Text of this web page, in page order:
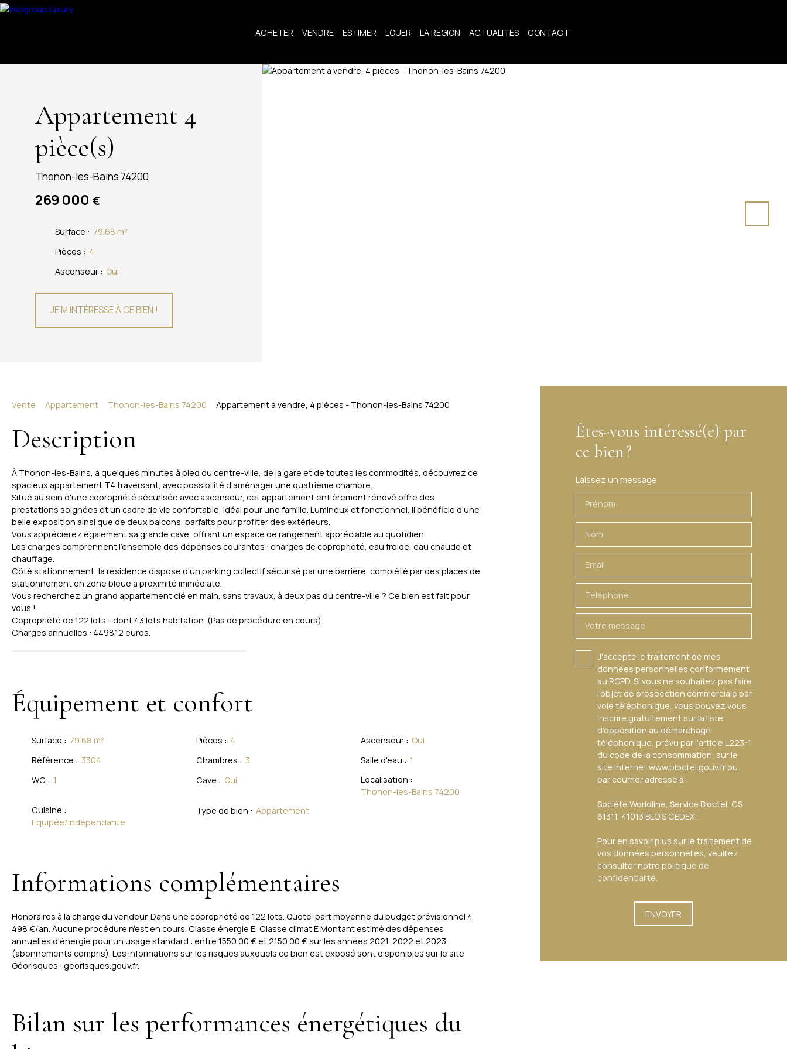
ACHETER VENDRE ESTIMER LOUER LA RÉGION ACTUALITÉS CONTACT
Appartement 4
pièce(s)
Thonon-les-Bains 74200
269 000 €
Surface : 79.68 m²
Pièces : 4
Ascenseur : Oui
JE M'INTÉRESSE À CE BIEN !
Vente Appartement Thonon-les-Bains 74200 Appartement à vendre, 4 pièces - Thonon-les-Bains 74200
Description
À Thonon-les-Bains, à quelques minutes à pied du centre-ville, de la gare et de toutes les commodités, découvrez ce
spacieux appartement T4 traversant, avec possibilité d'aménager une quatrième chambre.
Situé au sein d'une copropriété sécurisée avec ascenseur, cet appartement entièrement rénové offre des
prestations soignées et un cadre de vie confortable, idéal pour une famille. Lumineux et fonctionnel, il bénéficie d'une
belle exposition ainsi que de deux balcons, parfaits pour profiter des extérieurs.
Vous apprécierez également sa grande cave, offrant un espace de rangement appréciable au quotidien.
Les charges comprennent l'ensemble des dépenses courantes : charges de copropriété, eau froide, eau chaude et
chauffage.
Côté stationnement, la résidence dispose d'un parking collectif sécurisé par une barrière, complété par des places de
stationnement en zone bleue à proximité immédiate.
Vous recherchez un grand appartement clé en main, sans travaux, à deux pas du centre-ville ? Ce bien est fait pour
vous !
Copropriété de 122 lots - dont 43 lots habitation. (Pas de procédure en cours).
Charges annuelles : 4498.12 euros.
Équipement et confort
Surface : 79.68 m² Pièces : 4 Ascenseur: Oui
Référence : 3304 Chambres : 3 Salle d'eau : 1
WC : 1 Cave : Oui Localisation :
Thonon-les-Bains 74200
Cuisine :
Equipée/Indépendante
Type de bien : Appartement
Informations complémentaires
Honoraires à la charge du vendeur. Dans une copropriété de 122 lots. Quote-part moyenne du budget prévisionnel 4
498 €/an. Aucune procédure n'est en cours. Classe énergie E, Classe climat E Montant estimé des dépenses
annuelles d'énergie pour un usage standard : entre 1550.00 € et 2150.00 € sur les années 2021, 2022 et 2023
(abonnements compris). Les informations sur les risques auxquels ce bien est exposé sont disponibles sur le site
Géorisques : georisques.gouv.fr.
Bilan sur les performances énergétiques du
Êtes-vous intéressé(e) par
ce bien ?
Laissez un message
Prénom
Nom
Email
Téléphone
Votre message
J'accepte le traitement de mes
données personnelles conformément
au RGPD. Si vous ne souhaitez pas faire
l'objet de prospection commerciale par
voie téléphonique, vous pouvez vous
inscrire gratuitement sur la liste
d'opposition au démarchage
téléphonique, prévu par l'article L223-1
du code de la consommation, sur le
site Internet www.bloctel.gouv.fr ou
par courrier adressé à :
Société Worldline, Service Bloctel, CS
61311, 41013 BLOIS CEDEX.
Pour en savoir plus sur le traitement de
vos données personnelles, veuillez
consulter notre politique de
confidentialité.
ENVOYER